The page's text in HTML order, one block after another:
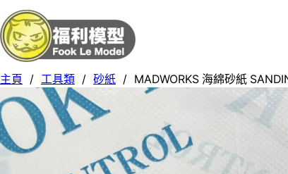
主頁 / 工具類 / 砂紙 / MADWORKS 海綿砂紙